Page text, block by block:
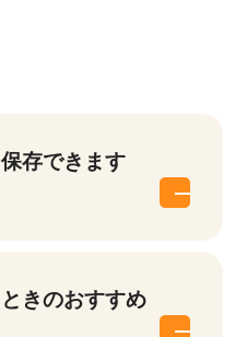
存できます
きのおすすめ